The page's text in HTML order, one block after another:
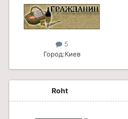
5
Город:Киев
Roht